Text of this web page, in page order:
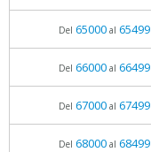
Del 65000al 65499
Del 66000al 66499
Del 67000al 67499
Del 68000al 68499